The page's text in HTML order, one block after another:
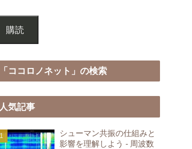
購読
「ココロノネット」の検索
人気記事
シューマン共振の仕組みと
影響を理解しよう - 周波数